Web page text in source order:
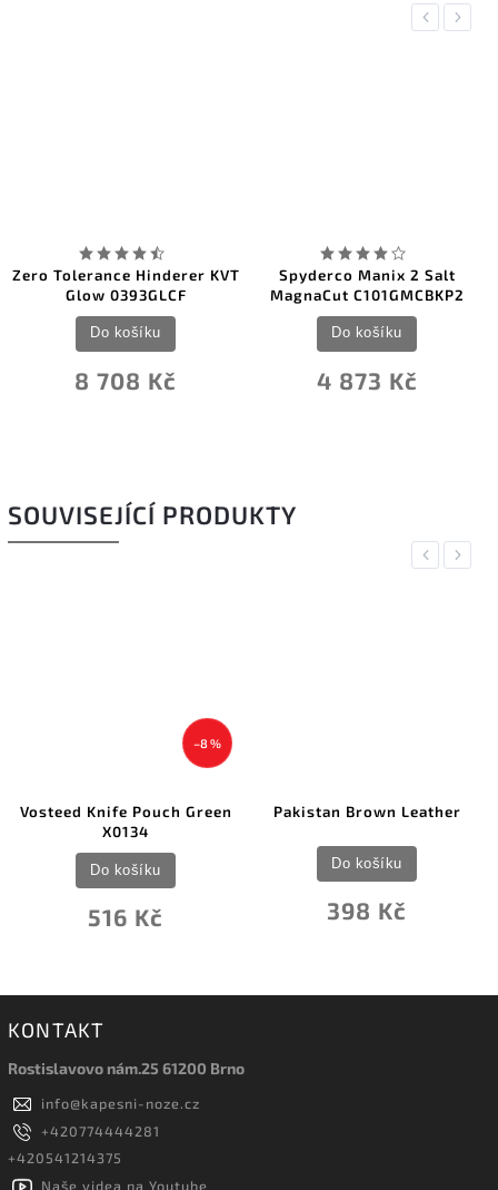
Previous
Tolerance Hinderer KVT
Glow 0393GLCF
8 708 Kč
Do košíku
Spyderco Manix 2 Salt
MagnaCut C101GMCBKP2
4 873 Kč
Do košíku
Next
SOUVISEJÍCÍ PRODUKTY
Previous
–8 %
Vosteed Knife Pouch Green
X0134
516 Kč
Do košíku
Pakistan Brown Leather
398 Kč
Do košíku
Next
KONTAKT
Rostislavovo nám.25 61200 Brno
info@kapesni-noze.cz
+420774444281
+420541214375
Naše videa na Youtube